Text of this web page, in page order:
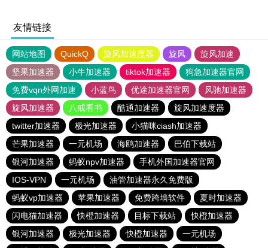
友情链接
网站地图 QuickQ 旋风加速度器 旋风
旋风加速
坚果加速器
小牛加速器 tiktok加速器
狗急加速器官网
免费vqn外网加速
小蓝鸟 优途加速器官网
风驰加速器
旋风加速器
八戒看书 酷通加速器
旋风加速度器
twitter加速器
极光加速器
小猫咪ciash加速器
芒果加速器
一元机场 海鸥加速器
巴伯下载站
银河加速器
蚂蚁npv加速器
手机外国加速器官网
IOS-VPN
一元机场
油管加速器永久免费版
蚂蚁vp加速器
苹果加速器 免费跨墙软件
夏时加速器
闪电猫加速器
快橙加速器 目标下载站
快橙加速器
银河加速器
极光加速器 快橙加速器
一元机场